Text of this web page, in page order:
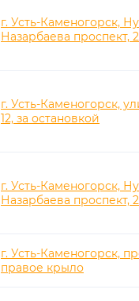
г. Усть-Каменогорск,
Назарбаева проспект, 2
г. Усть-Каменогорск,
12, за остановкой
г. Усть-Каменогорск,
Назарбаева проспект,
г. Усть-Каменогорск,
правое крыло